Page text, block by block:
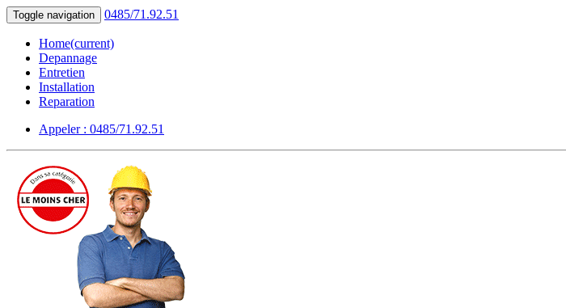
Toggle navigation 0485/71.92.51
Home(current)
Depannage
Entretien
Installation
Reparation
Appeler : 0485/71.92.51